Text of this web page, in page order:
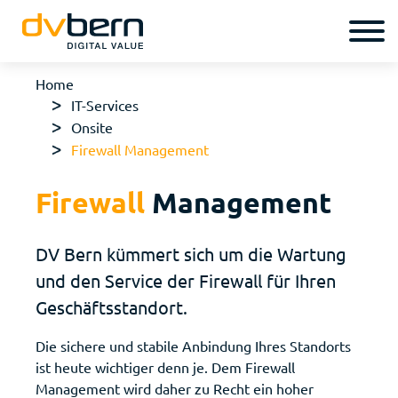
Home
IT-Services
Onsite
Firewall Manage­ment
Firewall Management
DV Bern kümmert sich um die Wartung
und den Service der Firewall für Ihren
Geschäftsstandort.
Die sichere und stabile Anbindung Ihres Standorts
ist heute wichtiger denn je. Dem Firewall
Management wird daher zu Recht ein hoher